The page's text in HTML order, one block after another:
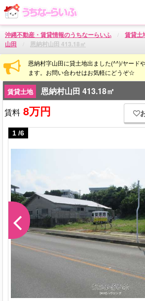
沖縄不動産・賃貸情報のうちなーらいふ 賃貸土
山田
恩納村山田 413.18㎡
恩納村字山田に貸土地出ました(^^)/ヤード
ます。お問い合わせはお気軽にどうぞ☆
賃貸土地
恩納村山田 413.18㎡
賃料 8万円
1 /6